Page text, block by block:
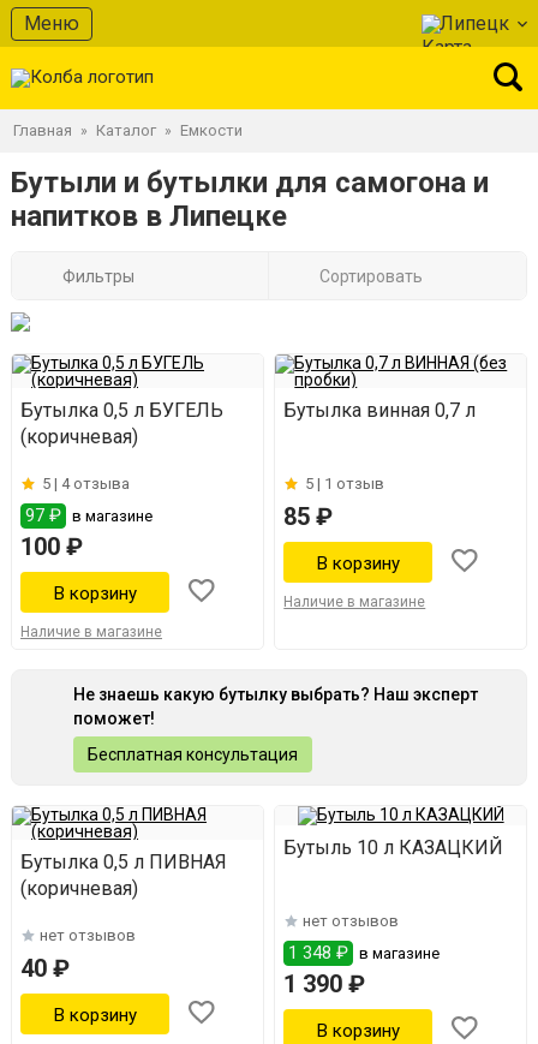
Меню Липецк
Главная » Каталог » Емкости
Бутыли и бутылки для самогона и
напитков в Липецке
Фильтры Сортировать
Бутылка 0,5 л БУГЕЛЬ
(коричневая)
5 | 4 отзыва
97 ₽ в магазине
100 ₽
Наличие в магазине
Бутылка винная 0,7 л
5 | 1 отзыв
85 ₽
Наличие в магазине
Не знаешь какую бутылку выбрать? Наш эксперт
поможет!
Бесплатная консультация
Бутылка 0,5 л ПИВНАЯ
(коричневая)
нет отзывов
40 ₽
Бутыль 10 л КАЗАЦКИЙ
нет отзывов
1 348 ₽ в магазине
1 390 ₽